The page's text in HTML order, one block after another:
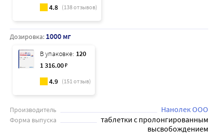
4.8 (138отзывов)
Дозировка: 1000 мг
В упаковке: 120
1 316.00₽
4.9 (151отзыв)
Производитель Нанолек ООО
Форма выпуска
таблетки с пролонгированным
высвобождением